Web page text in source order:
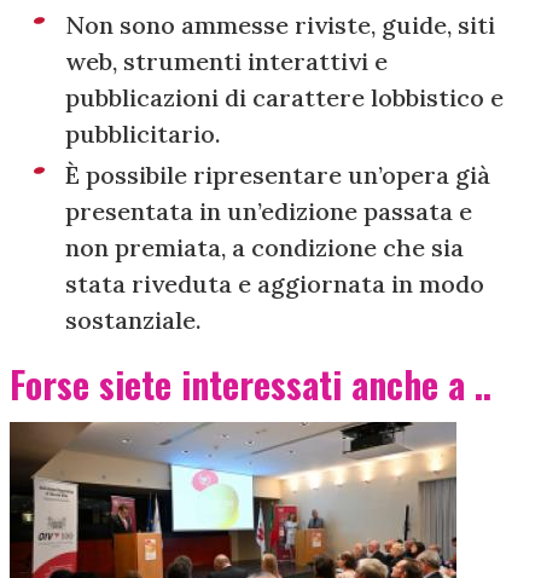
Non sono ammesse riviste, guide, siti
web, strumenti interattivi e
pubblicazioni di carattere lobbistico e
pubblicitario.
È possibile ripresentare un’opera già
presentata in un’edizione passata e
non premiata, a condizione che sia
stata riveduta e aggiornata in modo
sostanziale.
Forse siete interessati anche a ..